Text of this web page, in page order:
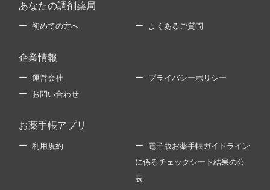
あなたの調剤薬局
初めての方へ よくあるご質問
企業情報
運営会社 プライバシーポリシー
お問い合わせ
お薬手帳アプリ
利用規約 電子版お薬手帳ガイドライン
に係るチェックシート結果の公
表